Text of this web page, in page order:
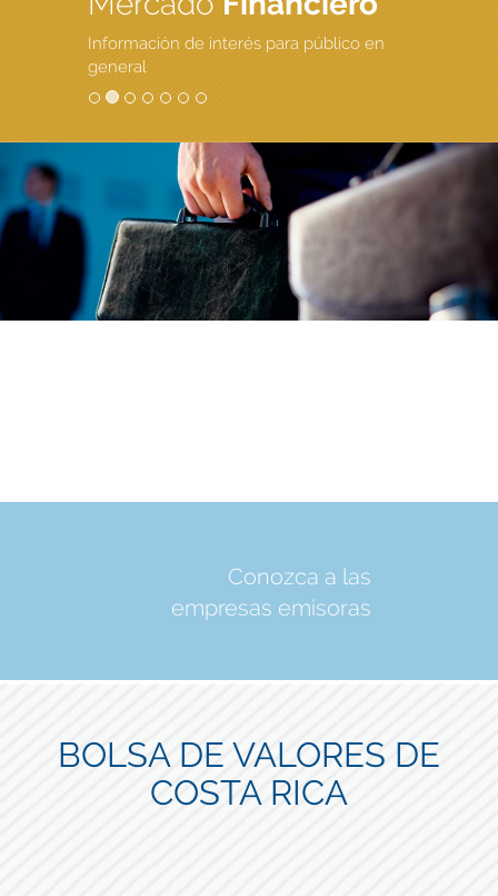
Información de interés para público en
general
Conozca a las
empresas emisoras
BOLSA DE VALORES DE
COSTA RICA